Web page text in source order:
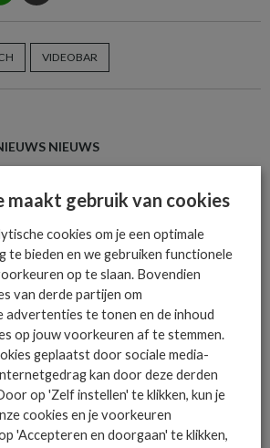
VIDEOBAR
NIEUWS
maakt gebruik van cookies
cookies om je een optimale
te bieden en we gebruiken functionele
op te slaan. Bovendien
van derde partijen om
advertenties te tonen en de inhoud
op jouw voorkeuren af te stemmen.
geplaatst door sociale media-
kan door deze derden
op 'Zelf instellen' te klikken, kun je
cookies en je voorkeuren
'Accepteren en doorgaan' te klikken,